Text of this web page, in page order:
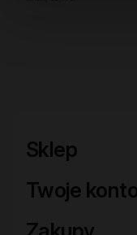
Sklep
Twoje